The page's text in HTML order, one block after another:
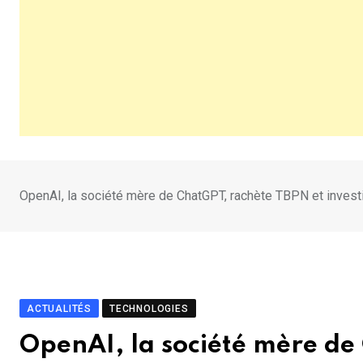
OpenAI, la société mère de ChatGPT, rachète TBPN et
ACTUALITÉS TECHNOLOGIES
OpenAI, la société mère de